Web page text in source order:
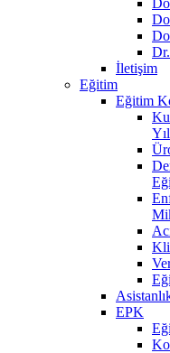
İletişim
Eğitim
Eğitim
EPK